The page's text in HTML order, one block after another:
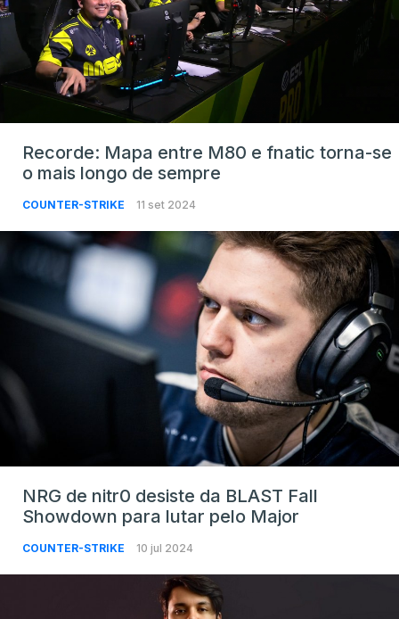
Recorde: Mapa entre M80 e fnatic torna-se
o mais longo de sempre
COUNTER-STRIKE 11 set 2024
NRG de nitr0 desiste da BLAST Fall
Showdown para lutar pelo Major
COUNTER-STRIKE 10 jul 2024